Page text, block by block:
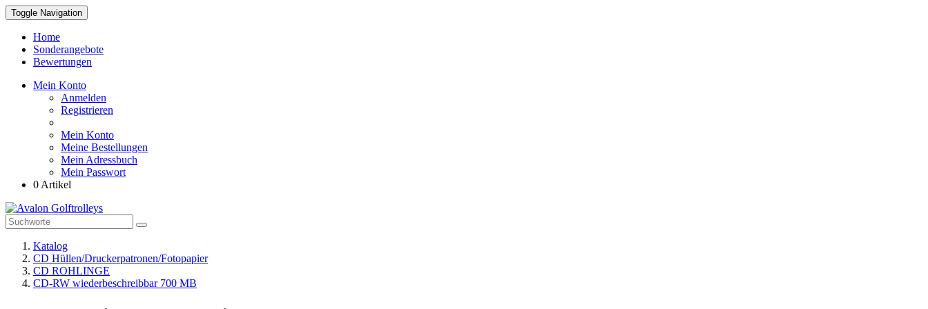
Toggle Navigation
Home
Sonderangebote
Bewertungen
Mein Konto
Anmelden
Registrieren
Mein Konto
Meine Bestellungen
Mein Adressbuch
Mein Passwort
0 Artikel
Katalog
CD Hüllen/Druckerpatronen/Fotopapier
CD ROHLINGE
CD-RW wiederbeschreibbar 700 MB